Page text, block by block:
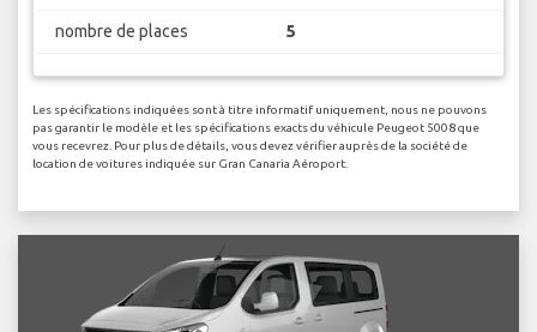
nombre de places 5
Les spécifications indiquées sont à titre informatif uniquement, nous ne pouvons
pas garantir le modèle et les spécifications exacts du véhicule Peugeot 5008 que
vous recevrez. Pour plus de détails, vous devez vérifier auprès de la société de
location de voitures indiquée sur Gran Canaria Aéroport.